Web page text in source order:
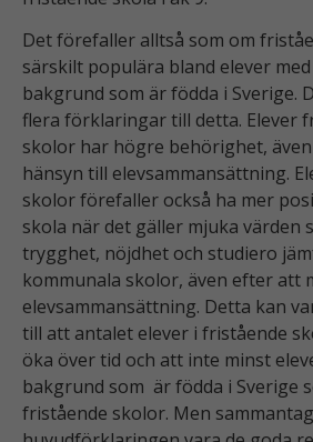
Det förefaller alltså som om
särskilt populära bland elever
bakgrund som är födda i Sverige.
flera förklaringar till detta. Elever
skolor har högre behörighet,
hänsyn till elevsammansättning.
skolor förefaller också ha mer
skola när det gäller mjuka värden
trygghet, nöjdhet och studiero
kommunala skolor, även efter att
elevsammansättning. Detta kan
till att antalet elever i fristående
öka över tid och att inte minst
bakgrund som är födda i Sverige
fristående skolor. Men